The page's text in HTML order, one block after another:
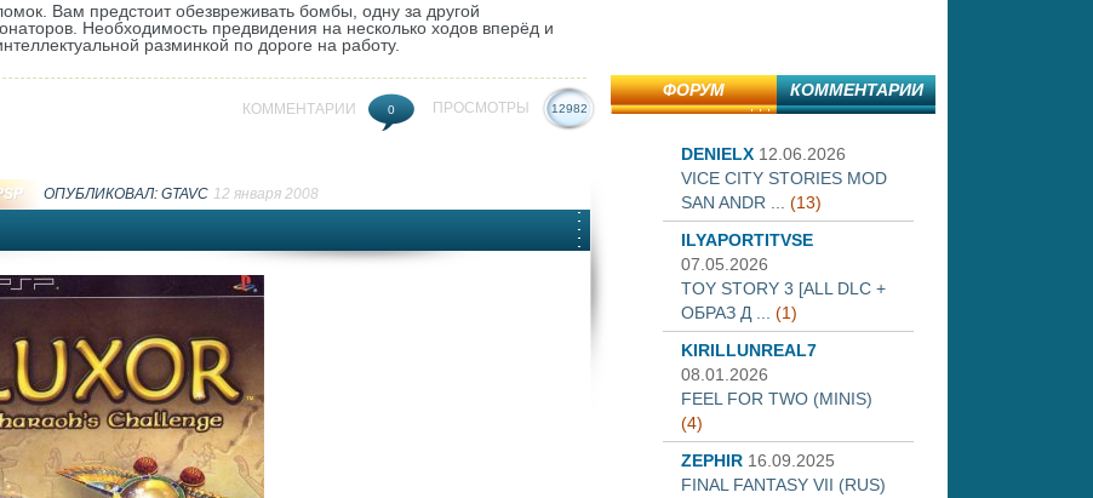
Вам предстоит обезвреживать бомбы, одну за другой
Необходимость предвидения на несколько ходов вперёд и
разминкой по дороге на работу.
ПРОСМОТРЫ 12982
КОММЕНТАРИИ 0
ОПУБЛИКОВАЛ: GTAVC 12 января 2008
ФОРУМ КОММЕНТАРИИ
DENIELX 12.06.2026
VICE CITY STORIES MOD
SAN ANDR ... (13)
ILYAPORTITVSE
07.05.2026
TOY STORY 3 [ALL DLC +
ОБРАЗ Д ... (1)
KIRILLUNREAL7
08.01.2026
FEEL FOR TWO (MINIS)
(4)
ZEPHIR 16.09.2025
FINAL FANTASY VII (RUS)